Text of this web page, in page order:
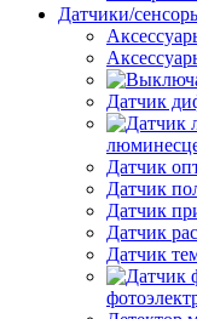
Датчики/
Датчик
Датчик
Датчик
Датчик
Датчик
Датчик